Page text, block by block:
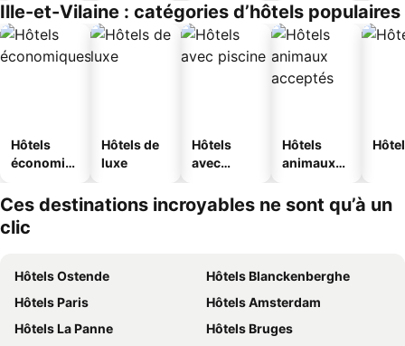
Ille-et-Vilaine : catégories d’hôtels populaires
Hôtels
économiq
Hôtels de
luxe
Hôtels
avec
Hôtels
animaux
Ces destinations incroyables ne sont qu’à un
clic
Hôtels Ostende
Hôtels Blanckenberghe
Hôtels Paris
Hôtels Amsterdam
Hôtels La Panne
Hôtels Bruges